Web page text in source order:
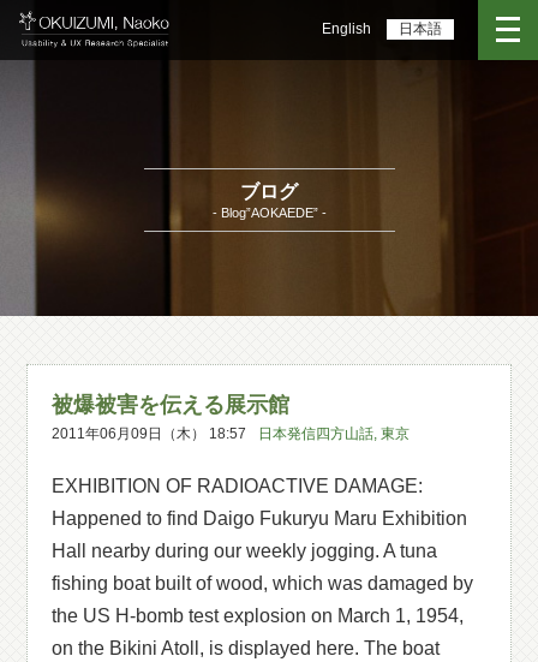
English 日本語
ブログ
- Blog”AOKAEDE” -
被爆被害を伝える展示館
2011年06月09日（木） 18:57 日本発信四方山話,東京
EXHIBITION OF RADIOACTIVE DAMAGE:
Happened to find Daigo Fukuryu Maru Exhibition
Hall nearby during our weekly jogging. A tuna
fishing boat built of wood, which was damaged by
the US H-bomb test explosion on March 1, 1954,
on the Bikini Atoll, is displayed here. The boat